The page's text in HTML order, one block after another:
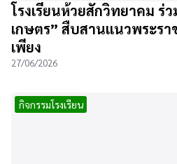
โรงเรียนห้วยสักวิทยาคม ร่
เกษตร” สืบสานแนวพระร
เพียง
27/06/2026
กิจกรรมโรงเรียน